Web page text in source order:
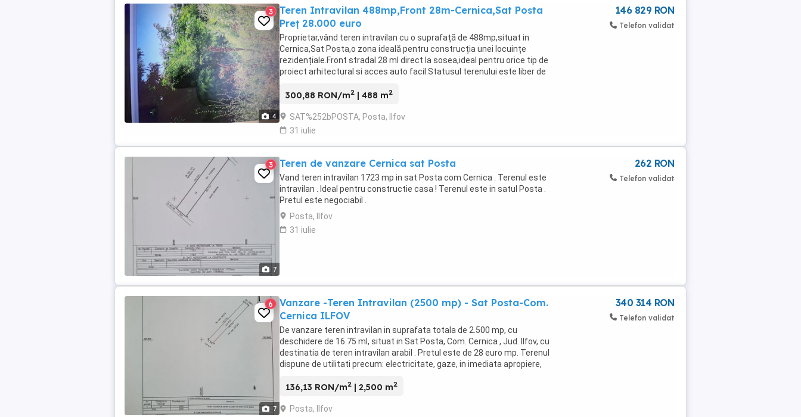
4
3
Teren Intravilan 488mp,Front 28m-Cernica,Sat Posta
Preț 28.000 euro
Proprietar,vând teren intravilan cu o suprafață de 488mp,situat in
Cernica,Sat Posta,o zona ideală pentru construcția unei locuințe
rezidențiale.Front stradal 28 ml direct la sosea,ideal pentru orice tip de
proiect arhitectural si acces auto facil.Statusul terenului este liber de
300,88 RON/m2 | 488 m2
SAT%252bPOSTA, Posta, Ilfov
31 iulie
146 829 RON
Telefon validat
7
3 Teren de vanzare Cernica sat Posta
Vand teren intravilan 1723 mp in sat Posta com Cernica . Terenul este
intravilan . Ideal pentru constructie casa ! Terenul este in satul Posta .
Pretul este negociabil .
Posta, Ilfov
31 iulie
262 RON
Telefon validat
7
6
Vanzare -Teren Intravilan (2500 mp) - Sat Posta-Com.
Cernica ILFOV
De vanzare teren intravilan in suprafata totala de 2.500 mp, cu
deschidere de 16.75 ml, situat in Sat Posta, Com. Cernica , Jud. Ilfov, cu
destinatia de teren intravilan arabil . Pretul este de 28 euro mp. Terenul
dispune de utilitati precum: electricitate, gaze, in imediata apropiere,
136,13 RON/m2 | 2,500 m2
Posta, Ilfov
340 314 RON
Telefon validat